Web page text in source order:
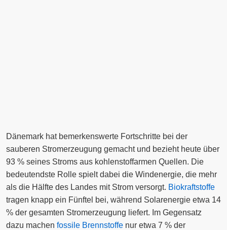
Dänemark hat bemerkenswerte Fortschritte bei der
sauberen Stromerzeugung gemacht und bezieht heute über
93 % seines Stroms aus kohlenstoffarmen Quellen. Die
bedeutendste Rolle spielt dabei die Windenergie, die mehr
als die Hälfte des Landes mit Strom versorgt. Biokraftstoffe
tragen knapp ein Fünftel bei, während Solarenergie etwa 14
% der gesamten Stromerzeugung liefert. Im Gegensatz
dazu machen fossile Brennstoffe nur etwa 7 % der